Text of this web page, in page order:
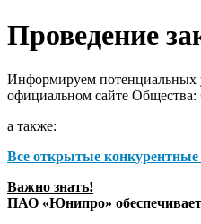
Проведение
Информируем потенциальных
официальном сайте Общества:
а также:
Все открытые
Важно знать!
ПАО «Юнипро» обеспечивает